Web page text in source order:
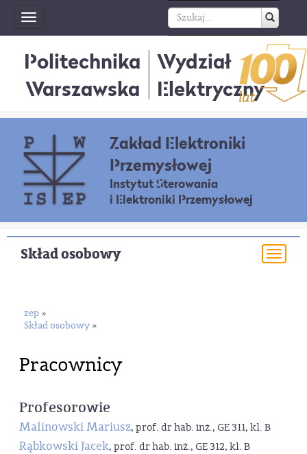
Toggle
navigation
Politechnika
Warszawska
Wydział
Elektryczny
Zakład Elektroniki
Przemysłowej
Instytut Sterowania
i Elektroniki Przemysłowej
Skład osobowy
zep »
Skład osobowy »
Pracownicy
Profesorowie
Malinowski Mariusz, prof. dr hab. inż., GE 311, kl. B
Rąbkowski Jacek, prof. dr hab. inż., GE 312, kl. B